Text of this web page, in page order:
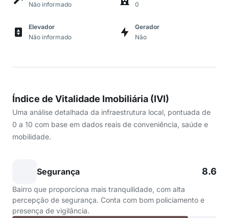
Não informado
0
Elevador
Não informado
Gerador
Não
Índice de Vitalidade Imobiliária (IVI)
Uma análise detalhada da infraestrutura local, pontuada de
0 a 10 com base em dados reais de conveniência, saúde e
mobilidade.
Segurança 8.6
Bairro que proporciona mais tranquilidade, com alta
percepção de segurança. Conta com bom policiamento e
presença de vigilância.